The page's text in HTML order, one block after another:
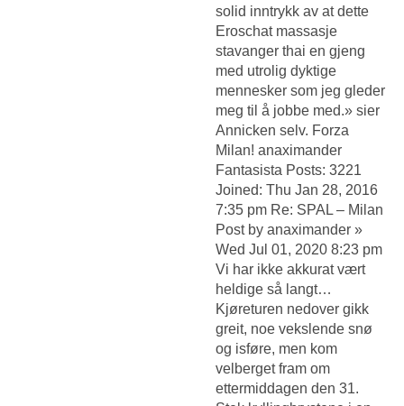
solid inntrykk av at dette
Eroschat massasje
stavanger thai en gjeng
med utrolig dyktige
mennesker som jeg gleder
meg til å jobbe med.» sier
Annicken selv. Forza
Milan! anaximander
Fantasista Posts: 3221
Joined: Thu Jan 28, 2016
7:35 pm Re: SPAL – Milan
Post by anaximander »
Wed Jul 01, 2020 8:23 pm
Vi har ikke akkurat vært
heldige så langt…
Kjøreturen nedover gikk
greit, noe vekslende snø
og isføre, men kom
velberget fram om
ettermiddagen den 31.